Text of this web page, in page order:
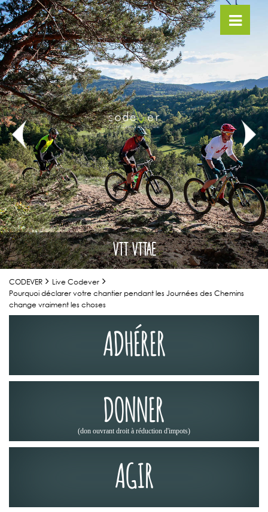
VTT VTTAE
CODEVER
Live Codever
Pourquoi déclarer votre chantier pendant les Journées des Chemins
change vraiment les choses
ADHÉRER
DONNER
(don ouvrant droit à réduction d'impots)
AGIR